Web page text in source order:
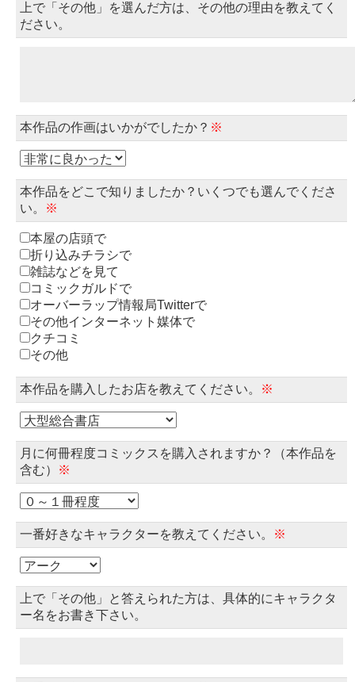
上で「その他」を選んだ方は、その他の理由を教えてく
ださい。
本作品の作画はいかがでしたか？ ※
本作品をどこで知りましたか？いくつでも選んでくださ
い。
※
本屋の店頭で
折り込みチラシで
雑誌などを見て
コミックガルドで
オーバーラップ情報局Twitterで
その他インターネット媒体で
クチコミ
その他
本作品を購入したお店を教えてください。 ※
月に何冊程度コミックスを購入されますか？（本作品を
含む）
※
一番好きなキャラクターを教えてください。 ※
上で「その他」と答えられた方は、具体的にキャラクタ
ー名をお書き下さい。